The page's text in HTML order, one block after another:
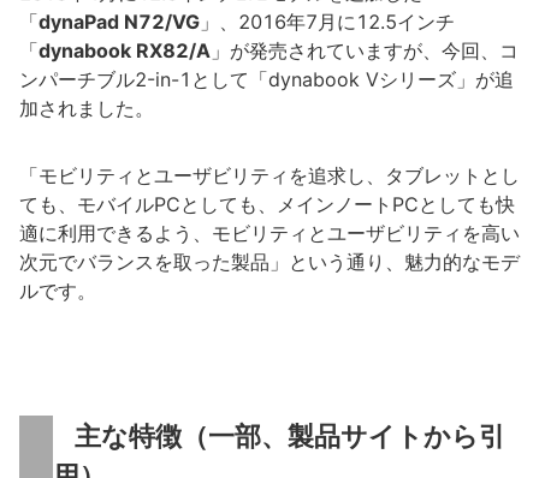
「dynaPad N72/VG 」、2016年7月に12.5インチ
「dynabook RX82/A 」が発売されていますが、今回、コ
ンパーチブル2-in-1として「dynabook Vシリーズ」が追
加されました。
「モビリティとユーザビリティを追求し、タブレットとし
ても、モバイルPCとしても、メインノートPCとしても快
適に利用できるよう、モビリティとユーザビリティを高い
次元でバランスを取った製品」という通り、魅力的なモデ
ルです。
主な特徴（一部、製品サイトから引